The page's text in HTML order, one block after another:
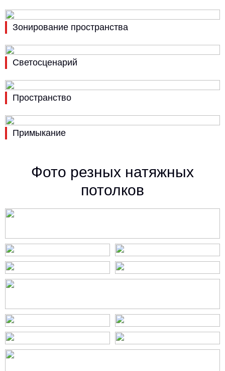
Зонирование пространства
Светосценарий
Пространство
Примыкание
Фото резных натяжных
потолков